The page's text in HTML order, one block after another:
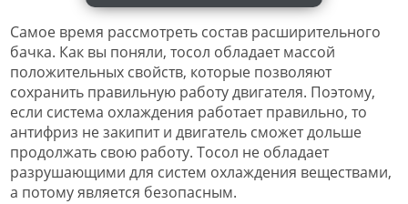
Самое время рассмотреть состав расширительного
бачка. Как вы поняли, тосол обладает массой
положительных свойств, которые позволяют
сохранить правильную работу двигателя. Поэтому,
если система охлаждения работает правильно, то
антифриз не закипит и двигатель сможет дольше
продолжать свою работу. Тосол не обладает
разрушающими для систем охлаждения веществами,
а потому является безопасным.